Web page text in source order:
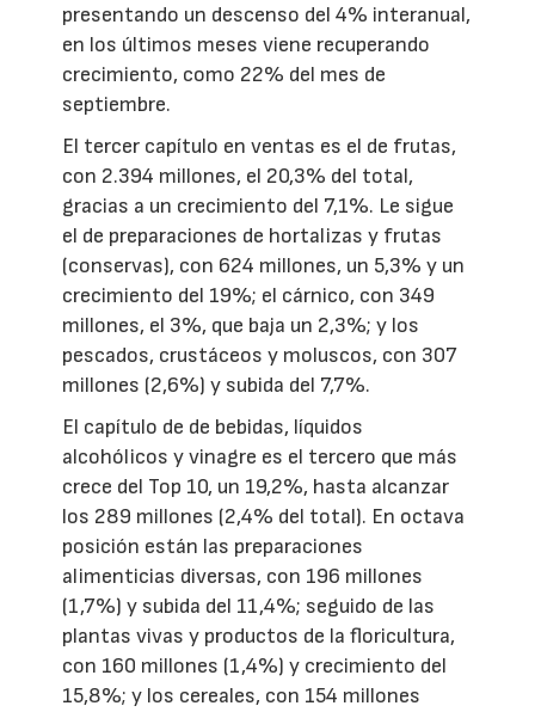
presentando un descenso del 4% interanual,
en los últimos meses viene recuperando
crecimiento, como 22% del mes de
septiembre.
El tercer capítulo en ventas es el de frutas,
con 2.394 millones, el 20,3% del total,
gracias a un crecimiento del 7,1%. Le sigue
el de preparaciones de hortalizas y frutas
(conservas), con 624 millones, un 5,3% y un
crecimiento del 19%; el cárnico, con 349
millones, el 3%, que baja un 2,3%; y los
pescados, crustáceos y moluscos, con 307
millones (2,6%) y subida del 7,7%.
El capítulo de de bebidas, líquidos
alcohólicos y vinagre es el tercero que más
crece del Top 10, un 19,2%, hasta alcanzar
los 289 millones (2,4% del total). En octava
posición están las preparaciones
alimenticias diversas, con 196 millones
(1,7%) y subida del 11,4%; seguido de las
plantas vivas y productos de la floricultura,
con 160 millones (1,4%) y crecimiento del
15,8%; y los cereales, con 154 millones